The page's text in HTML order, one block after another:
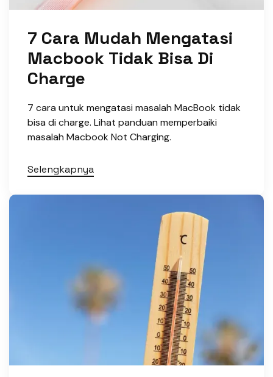
7 Cara Mudah Mengatasi
Macbook Tidak Bisa Di
Charge
7 cara untuk mengatasi masalah MacBook tidak
bisa di charge. Lihat panduan memperbaiki
masalah Macbook Not Charging.
Selengkapnya